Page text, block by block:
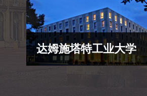
达姆施塔特工业大学